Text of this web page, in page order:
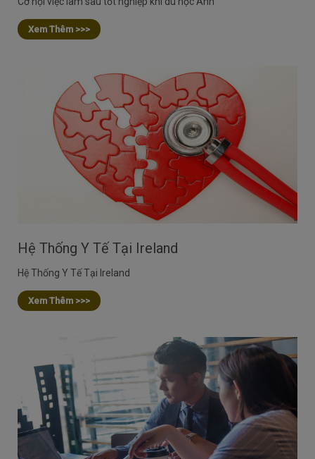
Xem Thêm >>>
Hệ Thống Y Tế Tại Ireland
Hệ Thống Y Tế Tại Ireland
Xem Thêm >>>